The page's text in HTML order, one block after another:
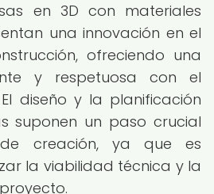
en 3D con materiales
una innovación en el
ofreciendo una
y respetuosa con el
diseño y la planificación
suponen un paso crucial
creación, ya que es
la viabilidad técnica y la